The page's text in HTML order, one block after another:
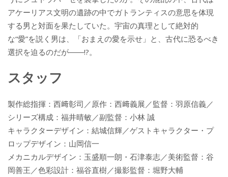
アケーリアス文明の遺跡の中でガトランティスの意思を体現
する男と対面を果たしていた。宇宙の真理として絶対的
な“愛”を説く男は、「おまえの愛を示せ」と、古代に恐るべき
選択を迫るのだが――!?。
スタッフ
製作総指揮：西﨑彰司／原作：西﨑義展／監督：羽原信義／
シリーズ構成：福井晴敏／副監督：小林 誠
キャラクターデザイン：結城信輝／ゲストキャラクター・プ
ロップデザイン：山岡信一
メカニカルデザイン：玉盛順一朗・石津泰志／美術監督：谷
岡善王／色彩設計：福谷直樹／撮影監督：堀野大輔